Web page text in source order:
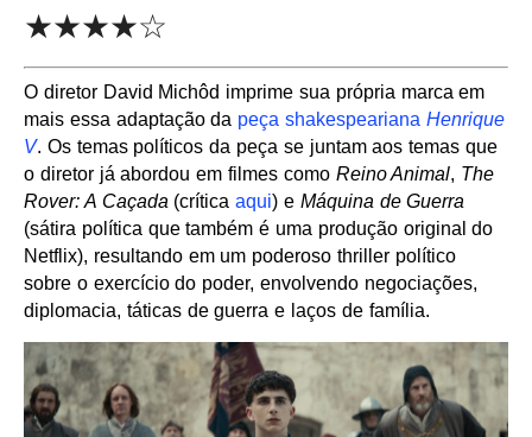
★★★★☆
O diretor David Michôd imprime sua própria marca em
mais essa adaptação da peça shakespeariana Henrique
V. Os temas políticos da peça se juntam aos temas que
o diretor já abordou em filmes como Reino Animal, The
Rover: A Caçada (críticaaqui) e Máquina de Guerra
(sátira política que também é uma produção original do
Netflix), resultando em um poderoso thriller político
sobre o exercício do poder, envolvendo negociações,
diplomacia, táticas de guerra e laços de família.